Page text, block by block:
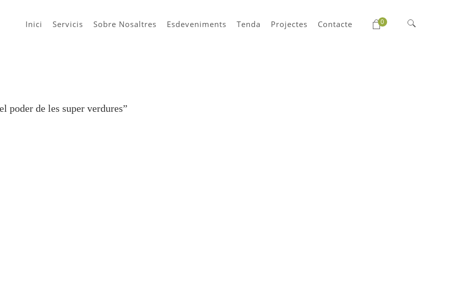
Inici Servicis Sobre Nosaltres Esdeveniments Tenda Projectes Contacte 0
poder de les super verdures”